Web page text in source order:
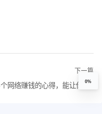
下一篇
5个网络赚钱的心得，能让你身价翻10倍，可惜我现在才知道
0%